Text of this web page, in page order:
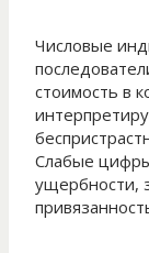
Числовые
стоимость в
Слабые
ущербности,